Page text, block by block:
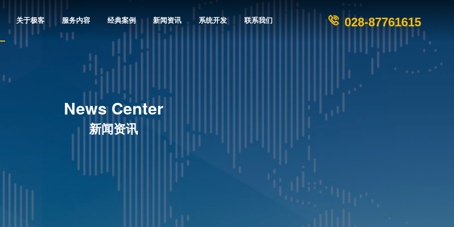
关于极客 服务内容 经典案例 新闻资讯 系统开发 联系我们 028-87761615
News Center
新闻资讯